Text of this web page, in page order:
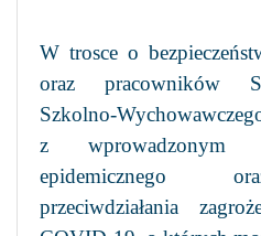
W trosce o
oraz pracowników
Szkolno-
z wprowadzonym
epidemicznego
przeciwdziałania